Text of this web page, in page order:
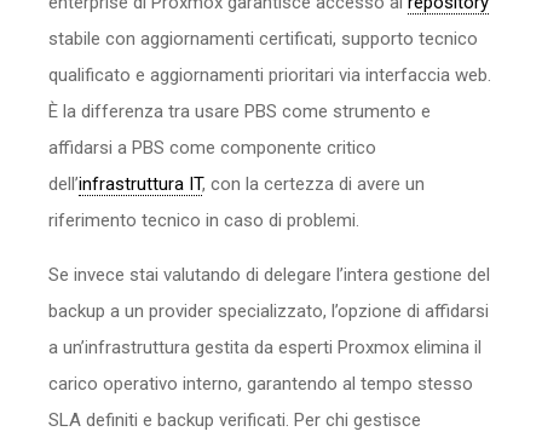
stabile con aggiornamenti certificati, supporto tecnico
qualificato e aggiornamenti prioritari via interfaccia web.
È la differenza tra usare PBS come strumento e
affidarsi a PBS come componente critico
dell’infrastruttura IT, con la certezza di avere un
riferimento tecnico in caso di problemi.
Se invece stai valutando di delegare l’intera gestione del
backup a un provider specializzato, l’opzione di affidarsi
a un’infrastruttura gestita da esperti Proxmox elimina il
carico operativo interno, garantendo al tempo stesso
SLA definiti e backup verificati. Per chi gestisce